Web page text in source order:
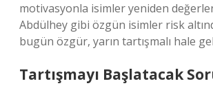
motivasyonla isimler yeniden
Abdülhey gibi özgün isimler risk
bugün özgür, yarın tartışmalı hale
Tartışmayı Başlatacak